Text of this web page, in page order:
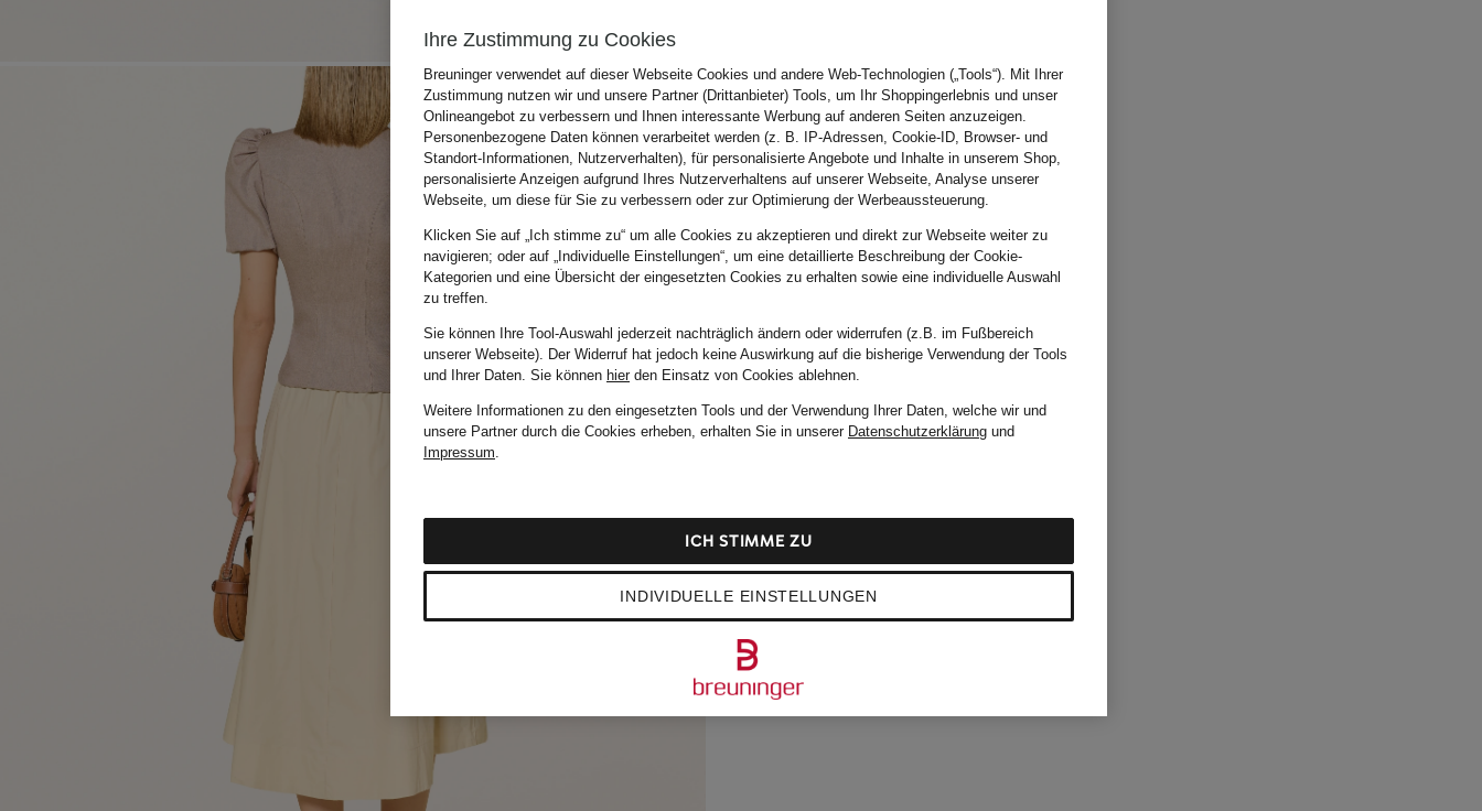
Ihre Zustimmung zu Cookies
Breuninger verwendet auf dieser Webseite Cookies und andere Web-Technologien („Tools“). Mit Ihrer
Zustimmung nutzen wir und unsere Partner (Drittanbieter) Tools, um Ihr Shoppingerlebnis und unser
Onlineangebot zu verbessern und Ihnen interessante Werbung auf anderen Seiten anzuzeigen.
Personenbezogene Daten können verarbeitet werden (z. B. IP-Adressen, Cookie-ID, Browser- und
Standort-Informationen, Nutzerverhalten), für personalisierte Angebote und Inhalte in unserem Shop,
personalisierte Anzeigen aufgrund Ihres Nutzerverhaltens auf unserer Webseite, Analyse unserer
Webseite, um diese für Sie zu verbessern oder zur Optimierung der Werbeaussteuerung.
Klicken Sie auf „Ich stimme zu“ um alle Cookies zu akzeptieren und direkt zur Webseite weiter zu
navigieren; oder auf „Individuelle Einstellungen“, um eine detaillierte Beschreibung der Cookie-
Kategorien und eine Übersicht der eingesetzten Cookies zu erhalten sowie eine individuelle Auswahl
zu treffen.
Sie können Ihre Tool-Auswahl jederzeit nachträglich ändern oder widerrufen (z.B. im Fußbereich
unserer Webseite). Der Widerruf hat jedoch keine Auswirkung auf die bisherige Verwendung der Tools
und Ihrer Daten. Sie können hierden Einsatz von Cookies ablehnen.
Weitere Informationen zu den eingesetzten Tools und der Verwendung Ihrer Daten, welche wir und
unsere Partner durch die Cookies erheben, erhalten Sie in unserer Datenschutzerklärung und
Impressum.
INDIVIDUELLE EINSTELLUNGEN
ICH STIMME ZU